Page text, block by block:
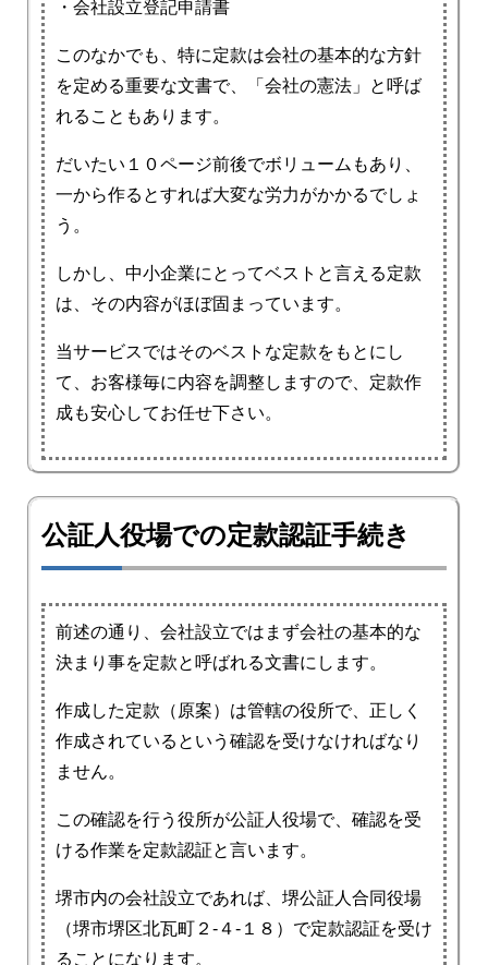
・会社設立登記申請書
このなかでも、特に定款は会社の基本的な方針
を定める重要な文書で、「会社の憲法」と呼ば
れることもあります。
だいたい１０ページ前後でボリュームもあり、
一から作るとすれば大変な労力がかかるでしょ
う。
しかし、中小企業にとってベストと言える定款
は、その内容がほぼ固まっています。
当サービスではそのベストな定款をもとにし
て、お客様毎に内容を調整しますので、定款作
成も安心してお任せ下さい。
公証人役場での定款認証手続き
前述の通り、会社設立ではまず会社の基本的な
決まり事を定款と呼ばれる文書にします。
作成した定款（原案）は管轄の役所で、正しく
作成されているという確認を受けなければなり
ません。
この確認を行う役所が公証人役場で、確認を受
ける作業を定款認証と言います。
堺市内の会社設立であれば、堺公証人合同役場
（堺市堺区北瓦町２‐４‐１８）で定款認証を受け
ることになります。